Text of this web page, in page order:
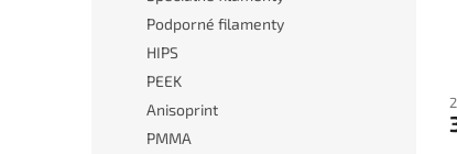
Podporné filamenty
HIPS
PEEK
Anisoprint
PMMA